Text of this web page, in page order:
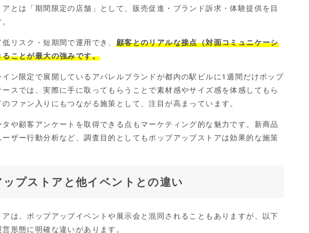
とは「期間限定の店舗」として、販売促進・ブランド訴求・体験提供を目
リスク・短期間で運用でき、 顧客とのリアルな接点（対面コミュニケーシ
ることが最大の強みです。
ン限定で展開しているアパレルブランドが都内の駅ビルに1週間だけポップ
スでは、実際に手に取ってもらうことで素材感やサイズ感を体感してもら
ファン入りにもつながる施策として、注目が高まっています。
や顧客アンケートを取得できる点もマーケティング的な魅力です。新商品
ザー行動分析など、調査目的としてもポップアップストアは効果的な施策
プストアと他イベントとの違い
は、ポップアップイベントや展示会と混同されることもありますが、以下
形態に明確な違いがあります。